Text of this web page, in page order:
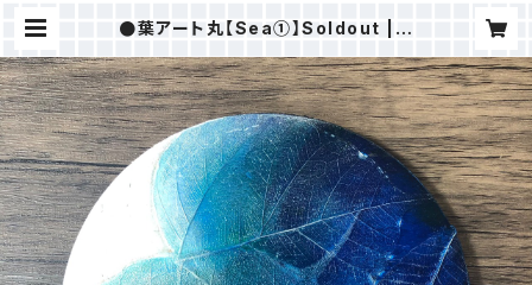
●葉アート丸【Sea①】Soldout | Ｍ
HOP）